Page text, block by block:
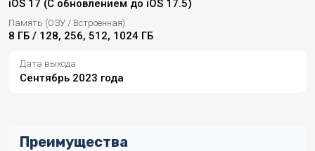
iOS 17 (С обновлением до iOS 17.5)
Память (ОЗУ / Встроенная)
8 ГБ / 128, 256, 512, 1024 ГБ
Дата выхода
Сентябрь 2023 года
Преимущества